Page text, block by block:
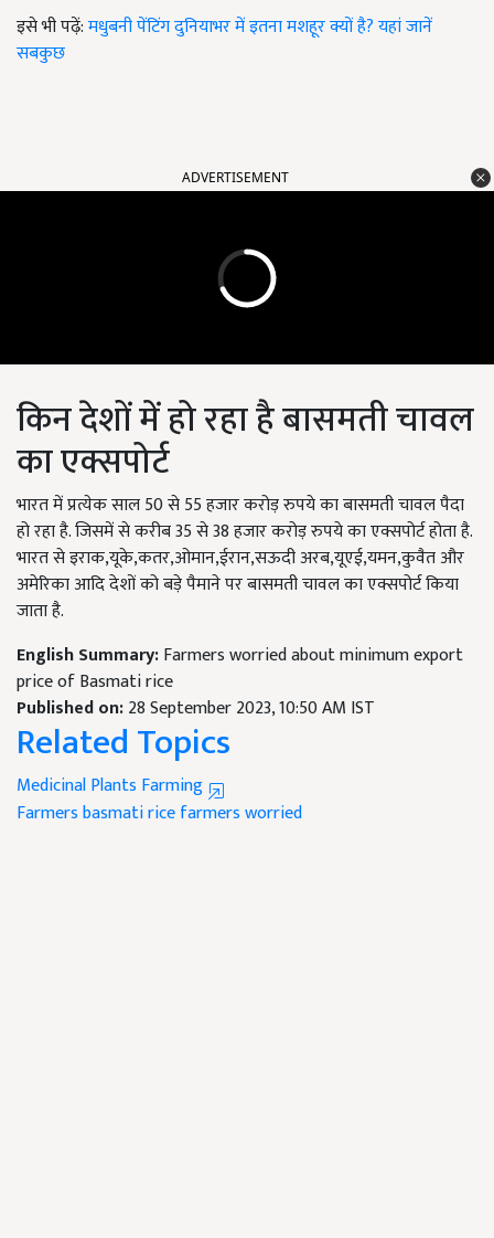
इसे भी पढ़ें:मधुबनी पेंटिंग दुनियाभर में इतना मशहूर क्यों है? यहां जानें
सबकुछ
ADVERTISEMENT
किन देशों में हो रहा है बासमती चावल
का एक्सपोर्ट
भारत में प्रत्येक साल 50 से 55 हजार करोड़ रुपये का बासमती चावल पैदा
हो रहा है. जिसमें से करीब 35 से 38 हजार करोड़ रुपये का एक्सपोर्ट होता है.
भारत से इराक,यूके,कतर,ओमान,ईरान,सऊदी अरब,यूएई,यमन,कुवैत और
अमेरिका आदि देशों को बड़े पैमाने पर बासमती चावल का एक्सपोर्ट किया
जाता है.
English Summary:Farmers worried about minimum export
price of Basmati rice
Published on:28 September 2023, 10:50 AM IST
Related Topics
Medicinal Plants Farming
Farmersbasmati ricefarmers worried